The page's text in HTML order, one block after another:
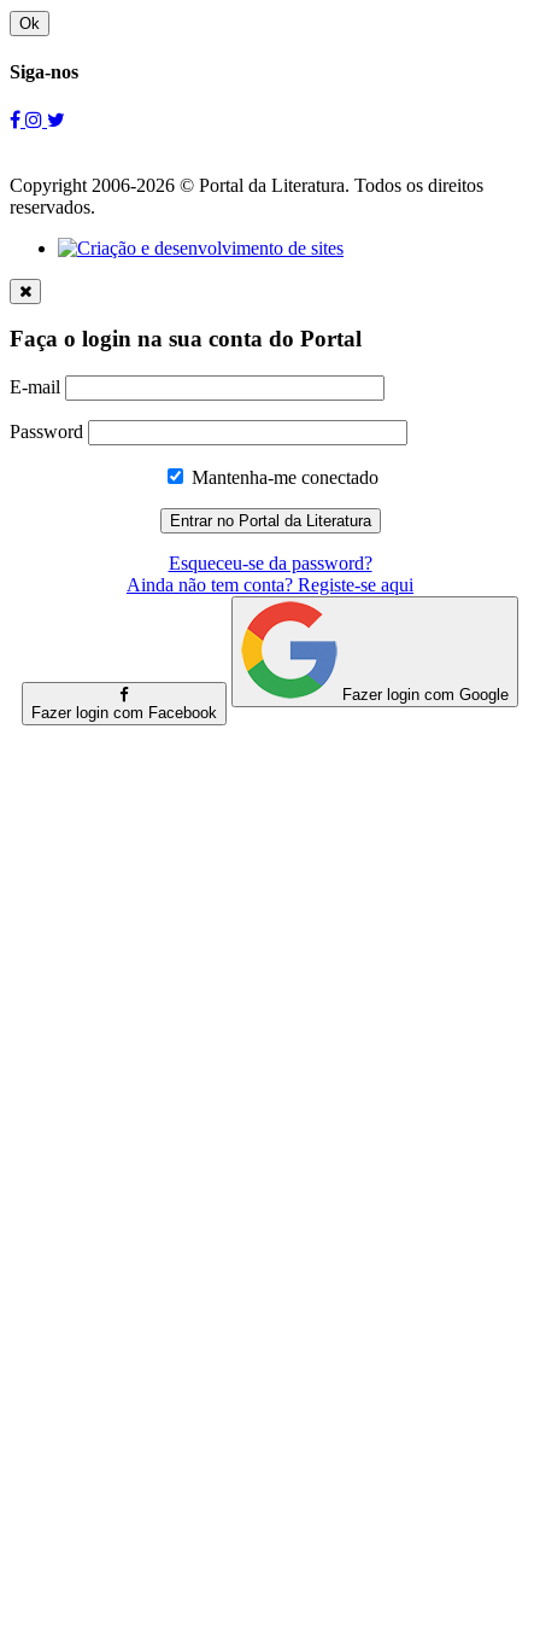
Ok
Siga-nos
Copyright 2006-2026 © Portal da Literatura. Todos os direitos
reservados.
Faça o login na sua conta do Portal
E-mail
Password
Mantenha-me conectado
Esqueceu-se da password?
Ainda não tem conta? Registe-se aqui
Fazer login com Facebook
Fazer login com Google